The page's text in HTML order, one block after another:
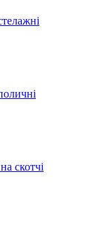
скотчі